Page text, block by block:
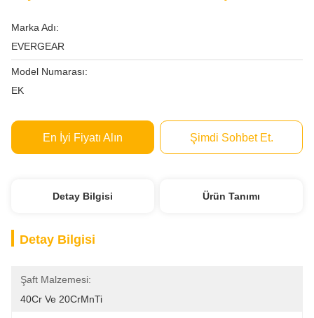
Marka Adı:
EVERGEAR
Model Numarası:
EK
En İyi Fiyatı Alın Şimdi Sohbet Et.
Detay Bilgisi Ürün Tanımı
Detay Bilgisi
Şaft Malzemesi:
40Cr Ve 20CrMnTi